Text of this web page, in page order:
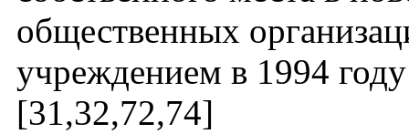
общественных
учреждением в 1994
[31,32,72,74]